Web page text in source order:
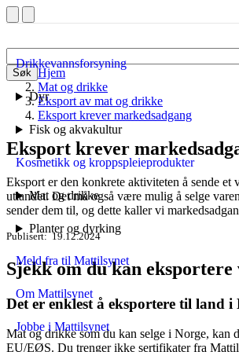
Søk
Drikkevannsforsyning
Dyr
Fisk og akvakultur
Kosmetikk og kroppspleieprodukter
Mat og drikke
Planter og dyrking
Meld fra til Mattilsynet
Om Mattilsynet
Jobbe i Mattilsynet
Hjem
Mat og drikke
Eksport av mat og drikke
Eksport krever markedsadgang
Eksport krever
Eksport er den konkrete aktiviteten å sende et
utlandet. Det må også være mulig å selge
sender dem til, og dette kaller vi
Publisert 19.12.2024
Sjekk om du kan eksportere
Det er enklest å eksportere til land
Mat og drikke som du kan selge i Norge, kan
EU/EØS. Du trenger ikke sertifikater fra